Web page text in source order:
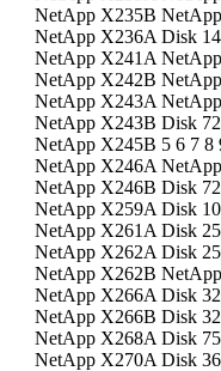
NetApp X235B
NetApp X236A Disk
NetApp X241A
NetApp X242B
NetApp X243A
NetApp X243B Disk
NetApp X245B 5 6 7 8
NetApp X246A
NetApp X246B Disk
NetApp X259A Disk
NetApp X261A Disk
NetApp X262A Disk
NetApp X262B
NetApp X266A Disk
NetApp X266B Disk
NetApp X268A Disk
NetApp X270A Disk